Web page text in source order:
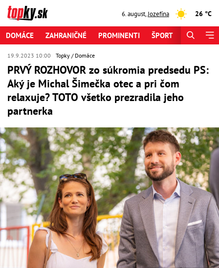
6. august,Jozefína 26 °C
DOMÁCE ZAHRANIČNÉ PROMINENTI ŠPORT
19.9.2023 10:00 Topky Domáce
PRVÝ ROZHOVOR zo súkromia predsedu PS:
Aký je Michal Šimečka otec a pri čom
relaxuje? TOTO všetko prezradila jeho
partnerka